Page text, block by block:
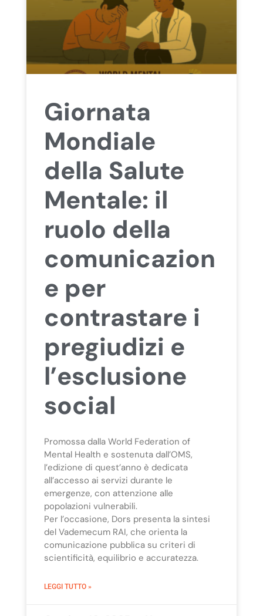
Giornata
Mondiale
della Salute
Mentale: il
ruolo della
comunicazion
e per
contrastare i
pregiudizi e
l’esclusione
social
Promossa dalla World Federation of
Mental Health e sostenuta dall’OMS,
l’edizione di quest’anno è dedicata
all’accesso ai servizi durante le
emergenze, con attenzione alle
popolazioni vulnerabili.
Per l’occasione, Dors presenta la sintesi
del Vademecum RAI, che orienta la
comunicazione pubblica su criteri di
scientificità, equilibrio e accuratezza.
LEGGI TUTTO »